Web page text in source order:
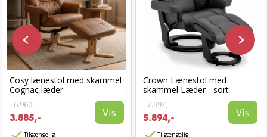
Cosy lænestol med skammel
Cognac læder
6.960,-
3.885,- Vis
Tilgængelig
Crown Lænestol med
skammel Læder - sort
7.997,-
5.894,- Vis
Tilgængelig